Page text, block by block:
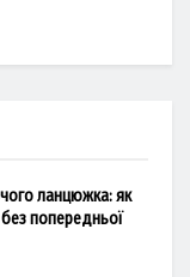
ланцюжка: як
попередньої